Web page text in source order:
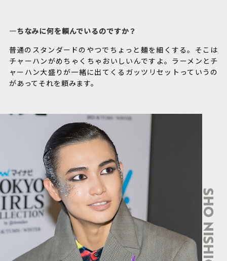
―ちなみに何を頼んでいるのですか？
普通のスタンダードのやつでちょっと麺を細くする。そこは
チャーハンがめちゃくちゃおいしいんですよ。ラーメンとチ
ャーハン大盛りが一緒に出てくるガッツリセットっていうの
があってそれを頼みます。